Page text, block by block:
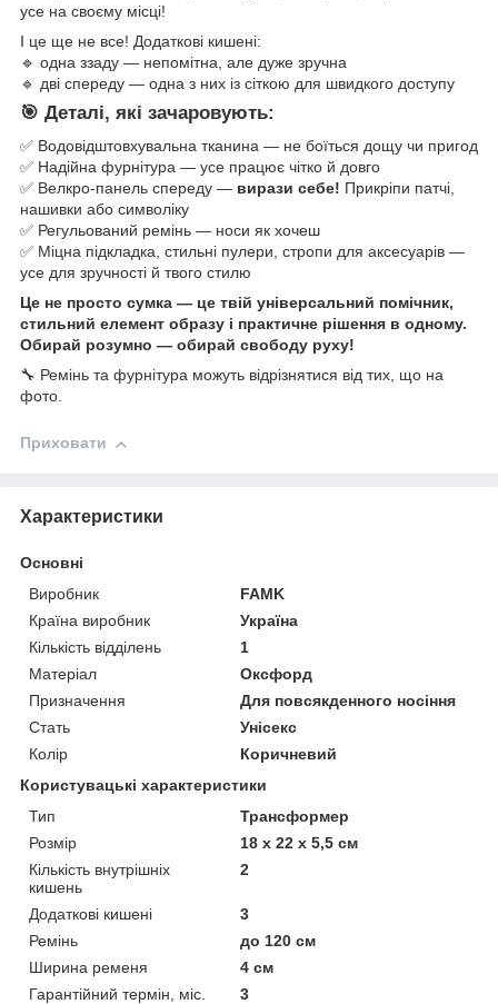
усе на своєму місці!
І це ще не все! Додаткові кишені:
🔹 одна ззаду — непомітна, але дуже зручна
🔹 дві спереду — одна з них із сіткою для швидкого доступу
🎯 Деталі, які зачаровують:
✅ Водовідштовхувальна тканина — не боїться дощу чи пригод
✅ Надійна фурнітура — усе працює чітко й довго
✅ Велкро-панель спереду — вирази себе! Прикріпи патчі,
нашивки або символіку
✅ Регульований ремінь — носи як хочеш
✅ Міцна підкладка, стильні пулери, стропи для аксесуарів —
усе для зручності й твого стилю
Це не просто сумка — це твій універсальний помічник,
стильний елемент образу і практичне рішення в одному.
Обирай розумно — обирай свободу руху!
🔧 Ремінь та фурнітура можуть відрізнятися від тих, що на
фото.
Приховати
Характеристики
Основні
Виробник
FAMK
Країна виробник
Україна
Кількість відділень
1
Матеріал
Оксфорд
Призначення
Для повсякденного носіння
Стать
Унісекс
Колір
Коричневий
Користувацькі характеристики
Тип
Трансформер
Розмір
18 х 22 х 5,5 см
Кількість внутрішніх
кишень
2
Додаткові кишені
3
Ремінь
до 120 см
Ширина ременя
4 см
Гарантійний термін, міс.
3